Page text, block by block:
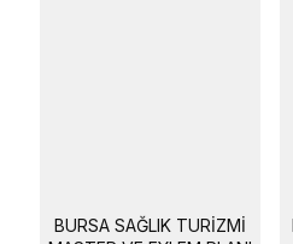
BURSA SAĞLIK TURIZMI